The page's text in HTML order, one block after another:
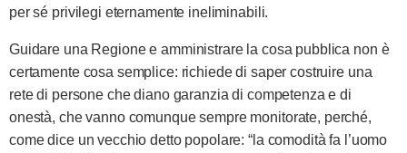
per sé privilegi eternamente ineliminabili.
Guidare una Regione e amministrare la cosa pubblica non è
certamente cosa semplice: richiede di saper costruire una
rete di persone che diano garanzia di competenza e di
onestà, che vanno comunque sempre monitorate, perché,
come dice un vecchio detto popolare: “la comodità fa l’uomo